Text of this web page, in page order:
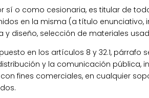
por sí o como cesionaria, es titular
en la misma (a título
y diseño, selección de materiales
en los artículos 8 y 32.1,
y la comunicación
fines comerciales, en cualquier